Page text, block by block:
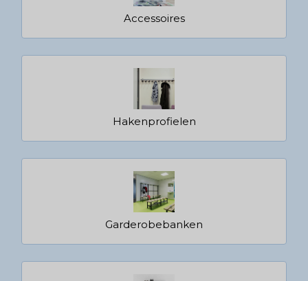
Accessoires
Hakenprofielen
Garderobebanken